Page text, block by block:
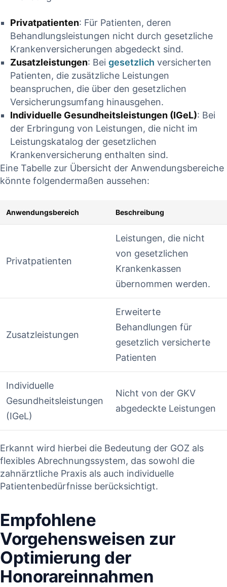
Privatpatienten: Für Patienten, deren
Behandlungsleistungen‍ nicht durch​ gesetzliche
Krankenversicherungen abgedeckt sind.
Zusatzleistungen: Bei ⁤ gesetzlich versicherten
Patienten, die⁤ zusätzliche Leistungen
beanspruchen, die über ⁤den gesetzlichen
Versicherungsumfang hinausgehen.
Individuelle ⁢Gesundheitsleistungen (IGeL): Bei
der Erbringung von Leistungen, die nicht im
Leistungskatalog der gesetzlichen
Krankenversicherung enthalten sind.
Eine Tabelle zur Übersicht der Anwendungsbereiche
könnte folgendermaßen aussehen:
Anwendungsbereich Beschreibung
Privatpatienten
Leistungen, die nicht
von gesetzlichen
Krankenkassen
übernommen werden.
Zusatzleistungen
Erweiterte
⁣Behandlungen für
⁣gesetzlich versicherte
⁤Patienten
Individuelle
Gesundheitsleistungen
(IGeL)
Nicht von der GKV
abgedeckte‌ Leistungen
Erkannt wird hierbei ⁤die‌ Bedeutung‍ der GOZ als
flexibles Abrechnungssystem, das sowohl die
zahnärztliche Praxis als auch individuelle
Patientenbedürfnisse⁢ berücksichtigt.
Empfohlene⁢
Vorgehensweisen zur
Optimierung der
Honorareinnahmen